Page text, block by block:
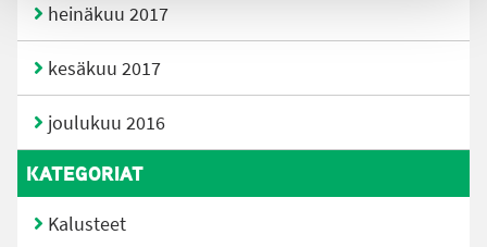
heinäkuu 2017
kesäkuu 2017
joulukuu 2016
KATEGORIAT
Kalusteet